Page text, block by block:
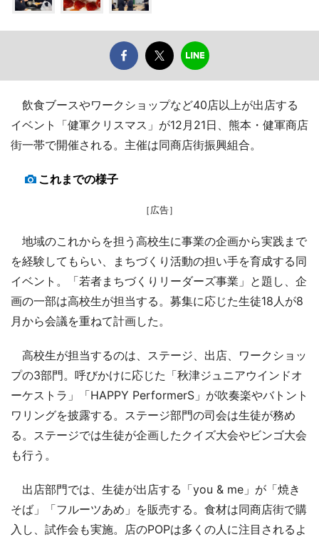
飲食ブースやワークショップなど40店以上が出店する
イベント「健軍クリスマス」が12月21日、熊本・健軍商店
街一帯で開催される。主催は同商店街振興組合。
これまでの様子
［広告］
地域のこれからを担う高校生に事業の企画から実践まで
を経験してもらい、まちづくり活動の担い手を育成する同
イベント。「若者まちづくりリーダーズ事業」と題し、企
画の一部は高校生が担当する。募集に応じた生徒18人が8
月から会議を重ねて計画した。
高校生が担当するのは、ステージ、出店、ワークショッ
プの3部門。呼びかけに応じた「秋津ジュニアウインドオ
ーケストラ」「HAPPY PerformerS」が吹奏楽やバトント
ワリングを披露する。ステージ部門の司会は生徒が務め
る。ステージでは生徒が企画したクイズ大会やビンゴ大会
も行う。
出店部門では、生徒が出店する「you & me」が「焼き
そば」「フルーツあめ」を販売する。食材は同商店街で購
入し、試作会も実施。店のPOPは多くの人に注目されるよ